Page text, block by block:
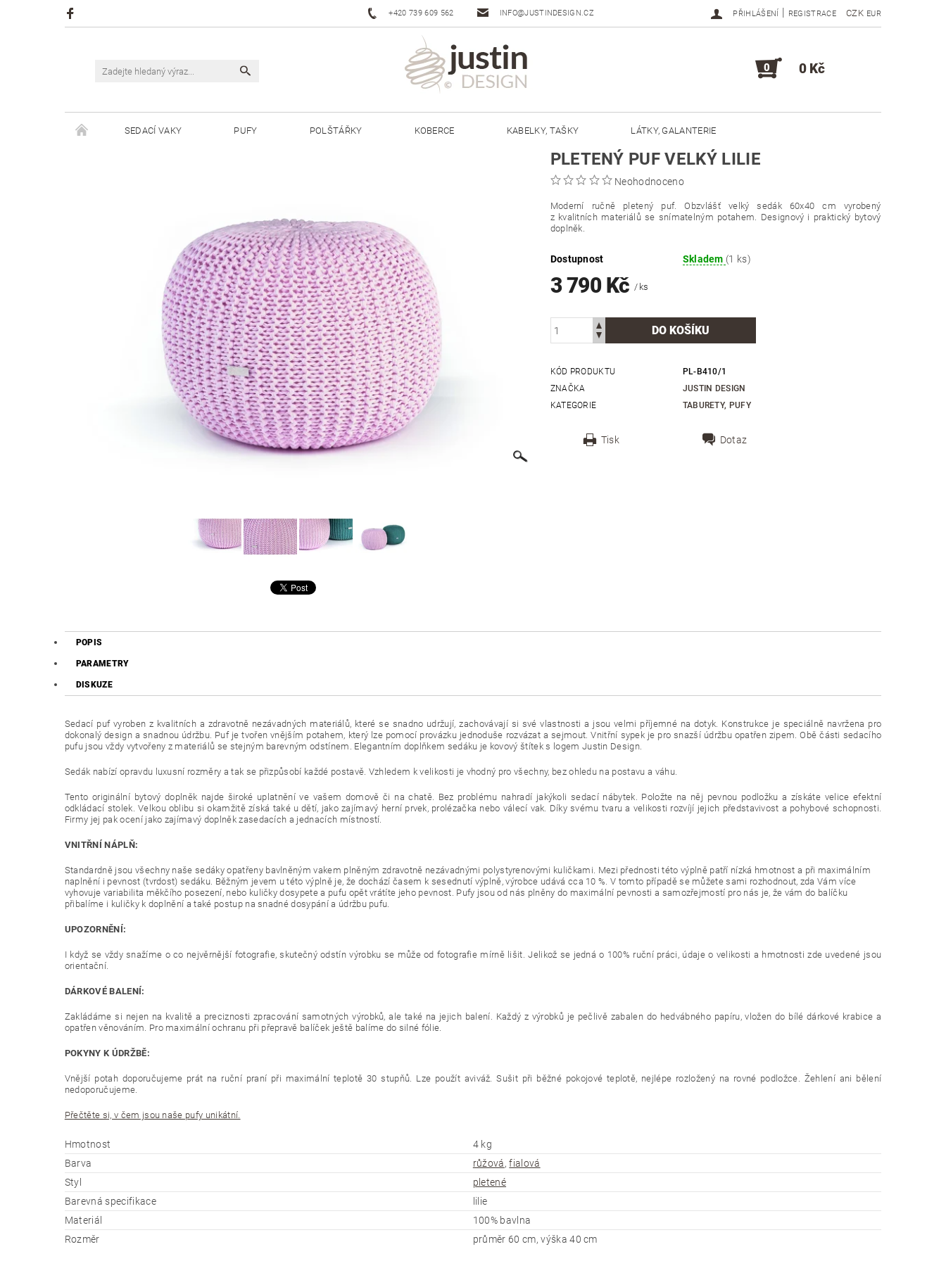
+420 739 609 562 INFO@JUSTINDESIGN.CZ CZK EUR
PŘIHLÁŠENÍ | REGISTRACE
0 0 Kč
SEDACÍ VAKY PUFY POLŠTÁŘKY KOBERCE KABELKY, TAŠKY LÁTKY, GALANTERIE
ŠŇŮRY JUSTIN 5 MM DOPLŇKY, KOMPONENTY
PLETENÝ PUF VELKÝ LILIE
Neohodnoceno
Moderní ručně pletený puf. Obzvlášť velký sedák 60x40 cm vyrobený
z kvalitních materiálů se snímatelným potahem. Designový i praktický bytový
doplněk.
Dostupnost Skladem (1 ks)
3 790 Kč/ ks
KÓD PRODUKTU
PL-B410/1
ZNAČKA
JUSTIN DESIGN
KATEGORIE
TABURETY, PUFY
Tisk Dotaz
POPIS
PARAMETRY
DISKUZE
Sedací puf vyroben z kvalitních a zdravotně nezávadných materiálů, které se snadno udržují, zachovávají si své vlastnosti a jsou velmi příjemné na dotyk. Konstrukce je speciálně navržena pro
dokonalý design a snadnou údržbu. Puf je tvořen vnějším potahem, který lze pomocí provázku jednoduše rozvázat a sejmout. Vnitřní sypek je pro snazší údržbu opatřen zipem. Obě části sedacího
pufu jsou vždy vytvořeny z materiálů se stejným barevným odstínem. Elegantním doplňkem sedáku je kovový štítek s logem Justin Design.
Sedák nabízí opravdu luxusní rozměry a tak se přizpůsobí každé postavě. Vzhledem k velikosti je vhodný pro všechny, bez ohledu na postavu a váhu.
Tento originální bytový doplněk najde široké uplatnění ve vašem domově či na chatě. Bez problému nahradí jakýkoli sedací nábytek. Položte na něj pevnou podložku a získáte velice efektní
odkládací stolek. Velkou oblibu si okamžitě získá také u dětí, jako zajímavý herní prvek, prolézačka nebo válecí vak. Díky svému tvaru a velikosti rozvíjí jejich představivost a pohybové schopnosti.
Firmy jej pak ocení jako zajímavý doplněk zasedacích a jednacích místností.
VNITŘNÍ NÁPLŇ:
Standardně jsou všechny naše sedáky opatřeny bavlněným vakem plněným zdravotně nezávadnými polystyrenovými kuličkami. Mezi přednosti této výplně patří nízká hmotnost a při maximálním
naplnění i pevnost (tvrdost) sedáku. Běžným jevem u této výplně je, že dochází časem k sesednutí výplně, výrobce udává cca 10 %. V tomto případě se můžete sami rozhodnout, zda Vám více
vyhovuje variabilita měkčího posezení, nebo kuličky dosypete a pufu opět vrátíte jeho pevnost. Pufy jsou od nás plněny do maximální pevnosti a samozřejmostí pro nás je, že vám do balíčku
přibalíme i kuličky k doplnění a také postup na snadné dosypání a údržbu pufu.
UPOZORNĚNÍ:
I když se vždy snažíme o co nejvěrnější fotografie, skutečný odstín výrobku se může od fotografie mírně lišit. Jelikož se jedná o 100% ruční práci, údaje o velikosti a hmotnosti zde uvedené jsou
orientační.
DÁRKOVÉ BALENÍ:
Zakládáme si nejen na kvalitě a preciznosti zpracování samotných výrobků, ale také na jejich balení. Každý z výrobků je pečlivě zabalen do hedvábného papíru, vložen do bílé dárkové krabice a
opatřen věnováním. Pro maximální ochranu při přepravě balíček ještě balíme do silné fólie.
POKYNY K ÚDRŽBĚ:
Vnější potah doporučujeme prát na ruční praní při maximální teplotě 30 stupňů. Lze použít aviváž. Sušit při běžné pokojové teplotě, nejlépe rozložený na rovné podložce. Žehlení ani bělení
nedoporučujeme.
Přečtěte si, v čem jsou naše pufy unikátní.
Hmotnost
4 kg
Barva
růžová,fialová
Styl
pletené
Barevná specifikace
lilie
Materiál
100% bavlna
Rozměr
průměr 60 cm, výška 40 cm